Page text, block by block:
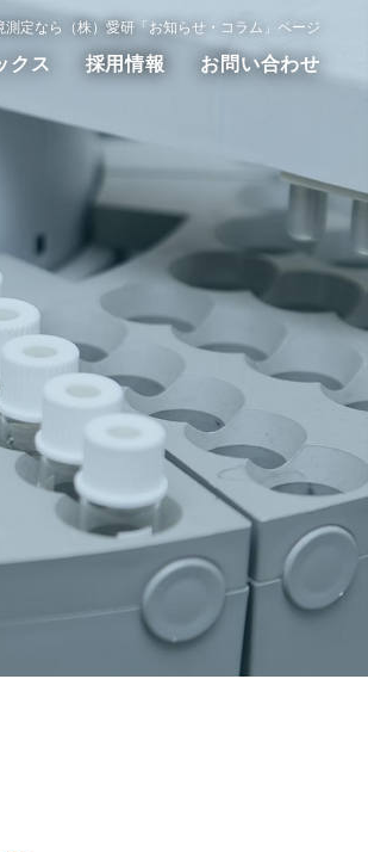
クス 採用情報 お問い合わせ
定なら（株）愛研「お知らせ・コラム」ページ